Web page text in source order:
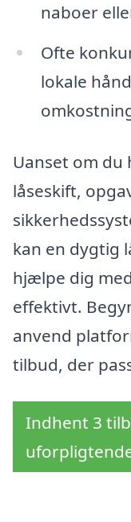
naboer
Ofte
lokale
Uanset om
låseskift,
kan en dygtig
hjælpe dig
effektivt.
anvend
tilbud, der
Indhent 3